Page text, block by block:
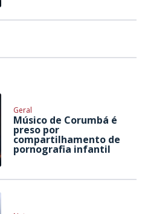
Geral
Músico de Corumbá é
preso por
compartilhamento de
pornografia infantil